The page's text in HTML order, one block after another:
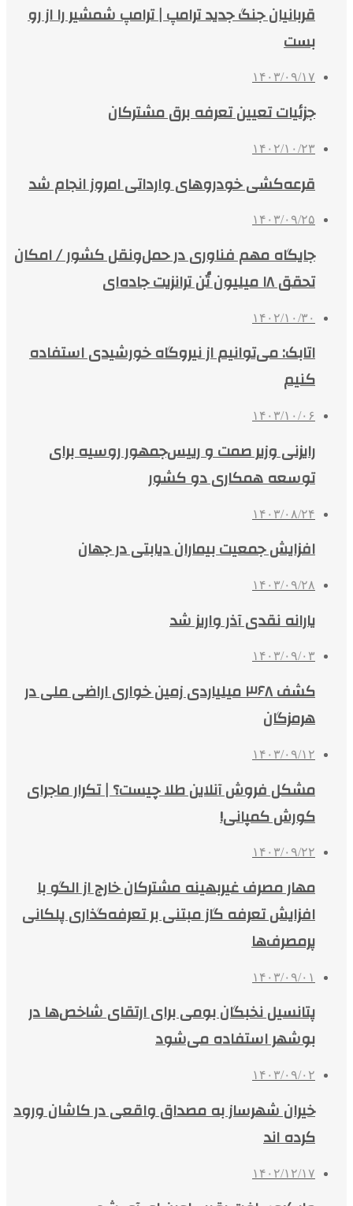
قربانیان جنگ جدید ترامپ | ترامپ شمشیر را از رو
بست
۱۴۰۳/۰۹/۱۷
جزئیات تعیین تعرفه برق مشترکان
۱۴۰۲/۱۰/۲۳
قرعه‌کشی خودروهای وارداتی امروز انجام شد
۱۴۰۳/۰۹/۲۵
جایگاه مهم فناوری در حمل‌ونقل کشور / امکان
تحقق ۱۸ میلیون تُن ترانزیت جاده‌ای
۱۴۰۲/۱۰/۳۰
اتابک: می‌توانیم از نیروگاه خورشیدی استفاده
کنیم
۱۴۰۳/۱۰/۰۶
رایزنی وزیر صمت و رییس‌جمهور روسیه برای
توسعه همکاری دو کشور
۱۴۰۳/۰۸/۲۴
افزایش جمعیت بیماران دیابتی در جهان
۱۴۰۳/۰۹/۲۸
یارانه نقدی آذر واریز شد
۱۴۰۳/۰۹/۰۳
کشف ۳۶۸ میلیاردی زمین خواری اراضی ملی در
هرمزگان
۱۴۰۳/۰۹/۱۲
مشکل فروش آنلاین طلا چیست؟ | تکرار ماجرای
کورش کمپانی!
۱۴۰۳/۰۹/۲۲
مهار مصرف غیربهینه مشترکان خارج از الگو با
افزایش تعرفه گاز مبتنی بر تعرفه‌گذاری پلکانی
پرمصرف‌ها
۱۴۰۳/۰۹/۰۱
پتانسیل نخبگان بومی برای ارتقای شاخص‌ها در
بوشهر استفاده می‌شود
۱۴۰۳/۰۹/۰۲
خیران شهرساز به مصداق واقعی در کاشان ورود
کرده اند
۱۴۰۲/۱۲/۱۷